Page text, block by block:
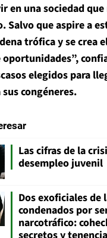
en una sociedad que
Salvo que aspire a
trófica y se crea
elegidos para
congéneres.
Las cifras de la
desempleo juvenil
Dos exoficiales de
condenados por
narcotráfico: